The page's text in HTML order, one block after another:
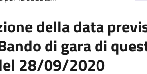
della data
di gara di
28/09/2020